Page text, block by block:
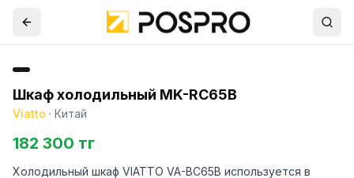
Шкаф холодильный MK-RC65B
Viatto · Китай
182 300 тг
Холодильный шкаф VIATTO VA-BC65B используется в